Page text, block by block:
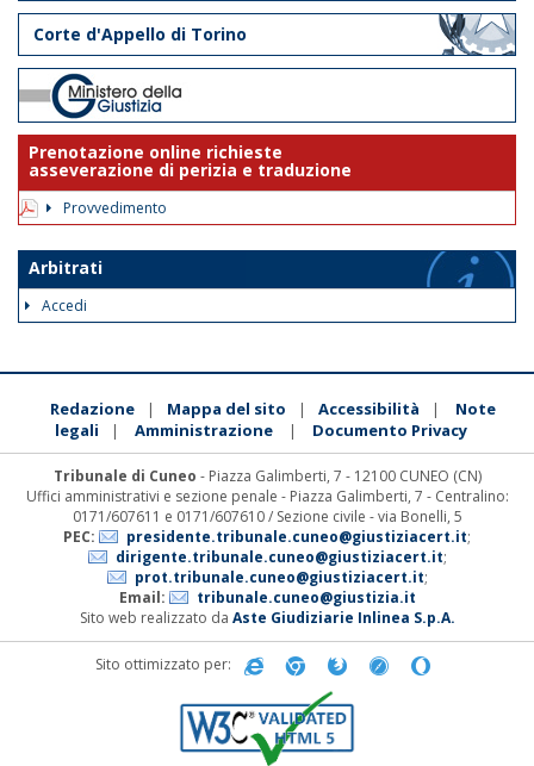
Corte d'Appello di Torino
Prenotazione online richieste
asseverazione di perizia e traduzione
Provvedimento
Arbitrati
Accedi
Redazione | Mappa del sito | Accessibilità |
Note
legali
| Amministrazione | Documento Privacy
Tribunale di Cuneo - Piazza Galimberti, 7 - 12100 CUNEO (CN)
Uffici amministrativi e sezione penale - Piazza Galimberti, 7 - Centralino:
0171/607611 e 0171/607610 / Sezione civile - via Bonelli, 5
PEC:
presidente.tribunale.cuneo@giustiziacert.it;
dirigente.tribunale.cuneo@giustiziacert.it;
prot.tribunale.cuneo@giustiziacert.it;
Email:
tribunale.cuneo@giustizia.it
Sito web realizzato da Aste Giudiziarie Inlinea S.p.A.
Sito ottimizzato per: